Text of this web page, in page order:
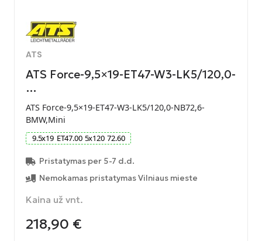
ATS
ATS Force-9,5×19-ET47-W3-LK5/120,0-
…
ATS Force-9,5×19-ET47-W3-LK5/120,0-NB72,6-
BMW,Mini
9.5x19 ET47.00 5x120 72.60
Pristatymas per 5-7 d.d.
Nemokamas pristatymas Vilniaus mieste
Kaina už vnt.
218,90 €